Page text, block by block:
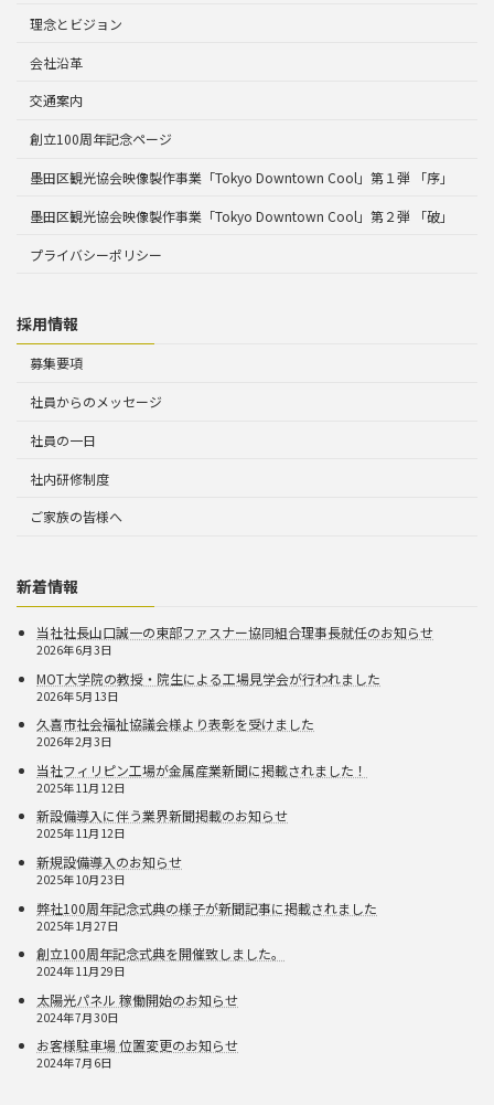
理念とビジョン
会社沿革
交通案内
創立100周年記念ページ
墨田区観光協会映像製作事業「Tokyo Downtown Cool」第１弾 「序」
墨田区観光協会映像製作事業「Tokyo Downtown Cool」第２弾 「破」
プライバシーポリシー
採用情報
募集要項
社員からのメッセージ
社員の一日
社内研修制度
ご家族の皆様へ
新着情報
当社社長山口誠一の東部ファスナー協同組合理事長就任のお知らせ
2026年6月3日
MOT大学院の教授・院生による工場見学会が行われました
2026年5月13日
久喜市社会福祉協議会様より表彰を受けました
2026年2月3日
当社フィリピン工場が金属産業新聞に掲載されました！
2025年11月12日
新設備導入に伴う業界新聞掲載のお知らせ
2025年11月12日
新規設備導入のお知らせ
2025年10月23日
弊社100周年記念式典の様子が新聞記事に掲載されました
2025年1月27日
創立100周年記念式典を開催致しました。
2024年11月29日
太陽光パネル 稼働開始のお知らせ
2024年7月30日
お客様駐車場 位置変更のお知らせ
2024年7月6日